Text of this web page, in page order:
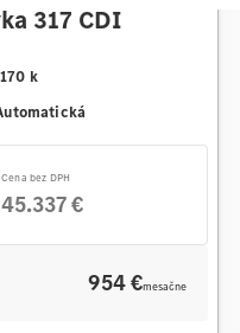
317 CDI
170 k
Cena bez DPH
45.337 €
954 €mesačne